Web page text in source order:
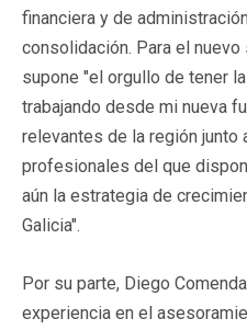
financiera y de
consolidación. Para el
supone "el orgullo de tener
trabajando desde mi nueva
relevantes de la región junto
profesionales del que
aún la estrategia de
Galicia".
Por su parte, Diego
experiencia en el